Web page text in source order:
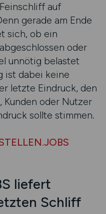
auf
gerade am Ende
sich, ob ein
oder
unnötig belastet
ist dabei keine
letzte Eindruck, den
Kunden oder Nutzer
sollte stimmen.
liefert
Schliff